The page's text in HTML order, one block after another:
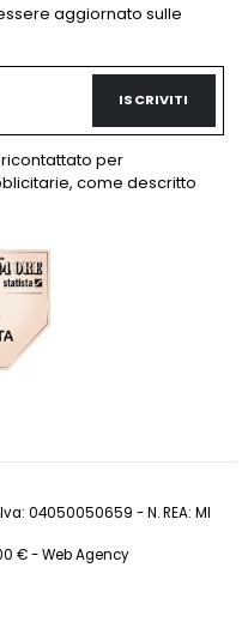
aggiornato sulle
ISCRIVITI
per
come descritto
04050050659 - N. REA: MI
€ -Web Agency